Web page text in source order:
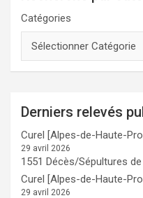
Catégories
Derniers relevés
Curel [Alpes-de-Haute-
29 avril 2026
1551 Décès/Sépultures
Curel [Alpes-de-Haute-
29 avril 2026